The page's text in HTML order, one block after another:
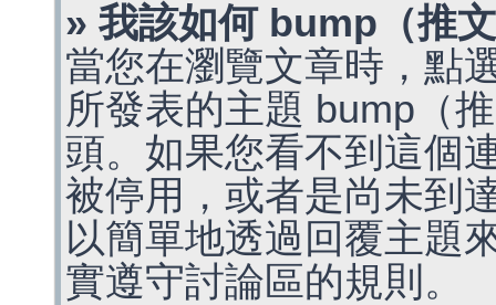
» 我該如何 bump（推
當您在瀏覽文章時，點
所發表的主題 bump（
頭。如果您看不到這個
被停用，或者是尚未到
以簡單地透過回覆主題
實遵守討論區的規則。